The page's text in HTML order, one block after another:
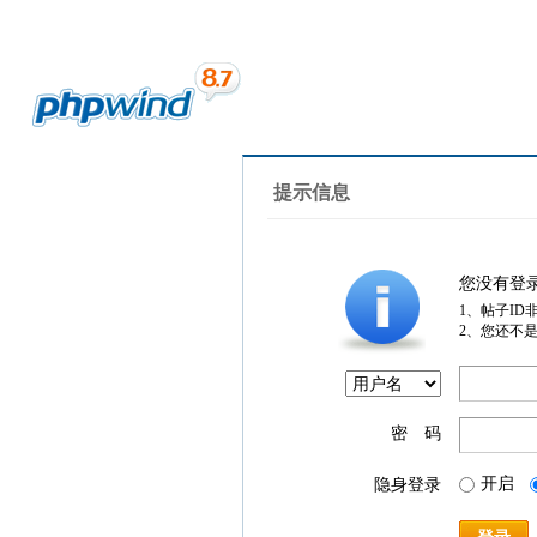
提示信息
您没有登
1、帖子ID
2、您还不
密 码
隐身登录 开启